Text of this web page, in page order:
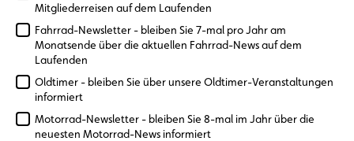
Mitgliederreisen auf dem Laufenden
Fahrrad-Newsletter - bleiben Sie 7-mal pro Jahr am
Monatsende über die aktuellen Fahrrad-News auf dem
Laufenden
Oldtimer - bleiben Sie über unsere Oldtimer-Veranstaltungen
informiert
Motorrad-Newsletter - bleiben Sie 8-mal im Jahr über die
neuesten Motorrad-News informiert